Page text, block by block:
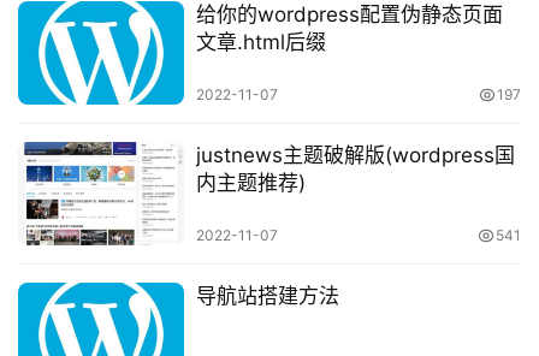
杂
谈
答
快
讯
标
签
登录 注册
给你的wordpress配置伪静态页面
文章.html后缀
2022-11-07 197
justnews主题破解版(wordpress国
内主题推荐)
2022-11-07 541
导航站搭建方法